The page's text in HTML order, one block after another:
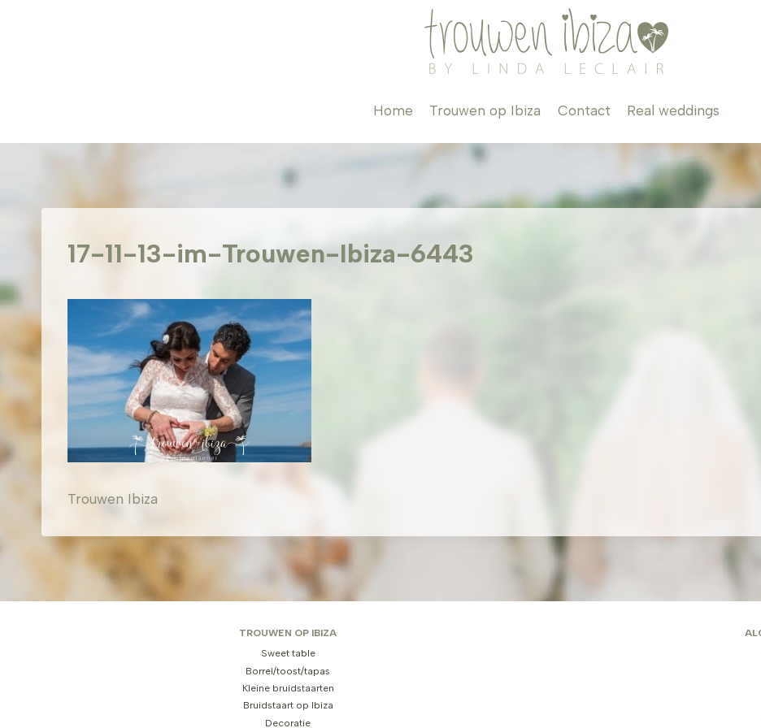
Home Trouwen op Ibiza Contact Real weddings
17-11-13-im-Trouwen-Ibiza-6443
Trouwen Ibiza
TROUWEN OP IBIZA
Sweet table
Borrel/toost/tapas
Kleine bruidstaarten
Bruidstaart op Ibiza
Decoratie